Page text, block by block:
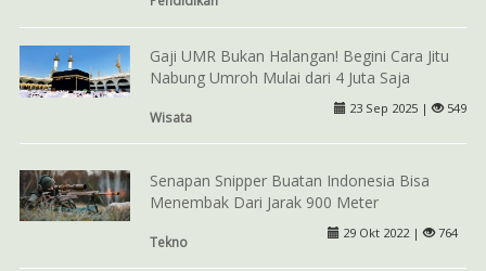
Gaji UMR Bukan Halangan! Begini Cara Jitu
Nabung Umroh Mulai dari 4 Juta Saja
Wisata
23 Sep 2025 | 549
Senapan Snipper Buatan Indonesia Bisa
Menembak Dari Jarak 900 Meter
Tekno
29 Okt 2022 | 764